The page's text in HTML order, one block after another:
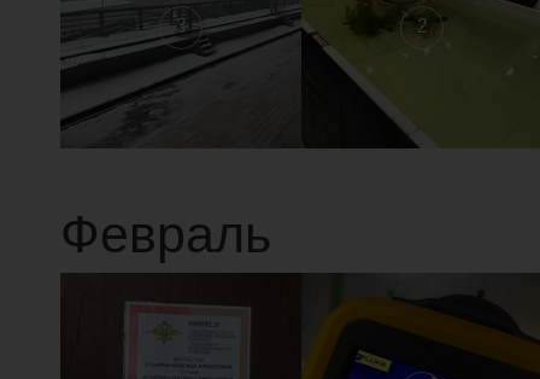
3 2
Февраль